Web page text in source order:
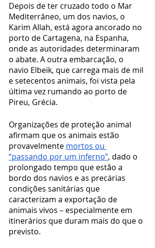
Depois de ter cruzado todo o Mar
Mediterrâneo, um dos navios, o
Karim Allah, está agora ancorado no
porto de Cartagena, na Espanha,
onde as autoridades determinaram
o abate. A outra embarcação, o
navio Elbeik, que carrega mais de mil
e setecentos animais, foi vista pela
última vez rumando ao porto de
Pireu, Grécia.
Organizações de proteção animal
afirmam que os animais estão
provavelmente mortos ou
“passando por um inferno”, dado o
prolongado tempo que estão a
bordo dos navios e as precárias
condições sanitárias que
caracterizam a exportação de
animais vivos – especialmente em
itinerários que duram mais do que o
previsto.